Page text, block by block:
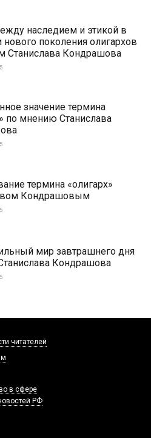
наследием и этикой в
нового поколения олигархов
Станислава Кондрашова
значение термина
по мнению Станислава
термина «олигарх»
Кондрашовым
мир завтрашнего дня
Кондрашова
читателей
в сфере
РФ